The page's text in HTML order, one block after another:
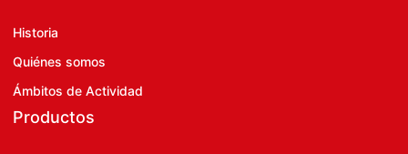
Historia
Quiénes somos
Ámbitos de Actividad
Productos